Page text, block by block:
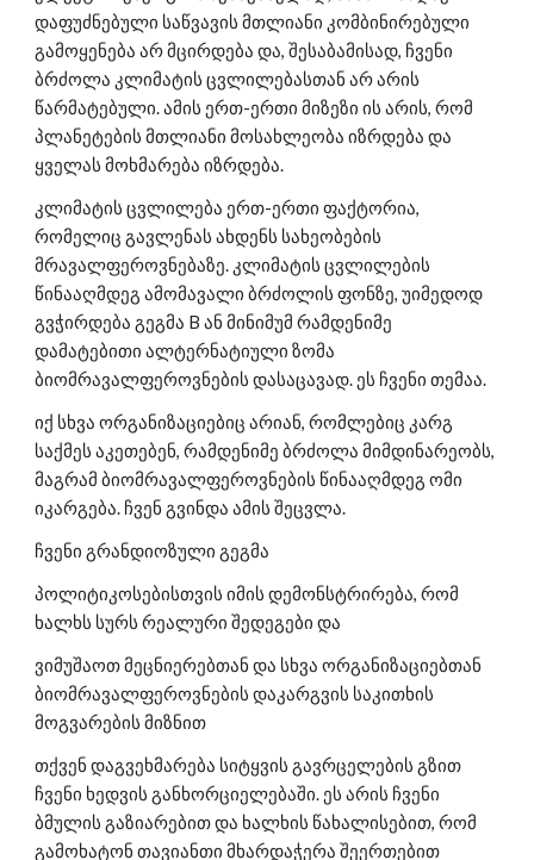
დაფუძნებული საწვავის მთლიანი კომბინირებული
გამოყენება არ მცირდება და, შესაბამისად, ჩვენი
ბრძოლა კლიმატის ცვლილებასთან არ არის
წარმატებული. ამის ერთ-ერთი მიზეზი ის არის, რომ
პლანეტების მთლიანი მოსახლეობა იზრდება და
ყველას მოხმარება იზრდება.
კლიმატის ცვლილება ერთ-ერთი ფაქტორია,
რომელიც გავლენას ახდენს სახეობების
მრავალფეროვნებაზე. კლიმატის ცვლილების
წინააღმდეგ ამომავალი ბრძოლის ფონზე, უიმედოდ
გვჭირდება გეგმა B ან მინიმუმ რამდენიმე
დამატებითი ალტერნატიული ზომა
ბიომრავალფეროვნების დასაცავად. ეს ჩვენი თემაა.
იქ სხვა ორგანიზაციებიც არიან, რომლებიც კარგ
საქმეს აკეთებენ, რამდენიმე ბრძოლა მიმდინარეობს,
მაგრამ ბიომრავალფეროვნების წინააღმდეგ ომი
იკარგება. ჩვენ გვინდა ამის შეცვლა.
ჩვენი გრანდიოზული გეგმა
პოლიტიკოსებისთვის იმის დემონსტრირება, რომ
ხალხს სურს რეალური შედეგები და
ვიმუშაოთ მეცნიერებთან და სხვა ორგანიზაციებთან
ბიომრავალფეროვნების დაკარგვის საკითხის
მოგვარების მიზნით
თქვენ დაგვეხმარება სიტყვის გავრცელების გზით
ჩვენი ხედვის განხორციელებაში. ეს არის ჩვენი
ბმულის გაზიარებით და ხალხის წახალისებით, რომ
გამოხატონ თავიანთი მხარდაჭერა შეერთებით